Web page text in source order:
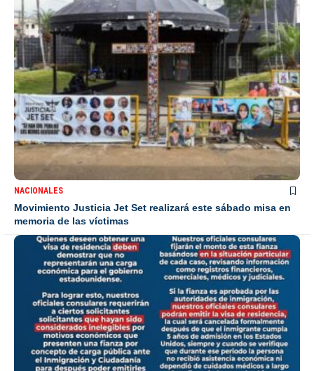
NACIONALES
Movimiento Justicia Jet Set realizará este sábado misa en
memoria de las víctimas